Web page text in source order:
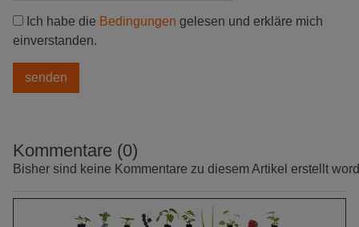
Ich habe die Bedingungen gelesen und erkläre mich
einverstanden.
Kommentare (0)
Bisher sind keine Kommentare zu diesem Artikel erstellt